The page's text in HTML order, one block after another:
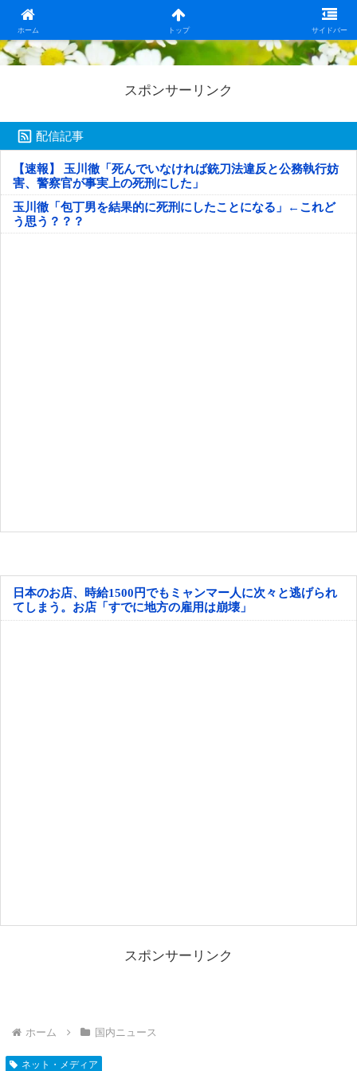
ホーム トップ サイドバー
日本第一！ニュース録
スポンサーリンク
配信記事
【速報】 玉川徹「死んでいなければ銃刀法違反と公務執行妨
害、警察官が事実上の死刑にした」
玉川徹「包丁男を結果的に死刑にしたことになる」←これど
う思う？？？
日本のお店、時給1500円でもミャンマー人に次々と逃げられ
てしまう。お店「すでに地方の雇用は崩壊」
スポンサーリンク
ホーム 国内ニュース
ネット・メディア